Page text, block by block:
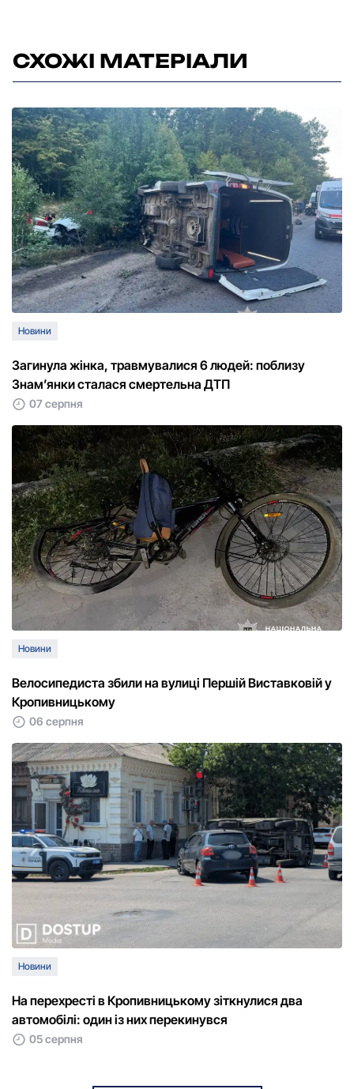
СХОЖІ МАТЕРІАЛИ
Новини
Загинула жінка, травмувалися 6 людей: поблизу
Знам’янки сталася смертельна ДТП
07 серпня
Новини
Велосипедиста збили на вулиці Першій Виставковій у
Кропивницькому
06 серпня
Новини
На перехресті в Кропивницькому зіткнулися два
автомобілі: один із них перекинувся
05 серпня